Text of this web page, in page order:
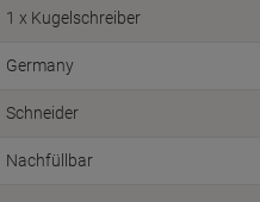
1 x Kugelschreiber
Germany
Schneider
Nachfüllbar